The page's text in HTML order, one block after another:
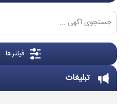
فیلترها
تبلیغات